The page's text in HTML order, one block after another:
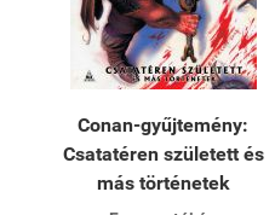
Conan-gyűjtemény:
Csatatéren született és
más történetek